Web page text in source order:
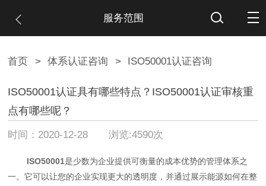
服务范围
首页 > 体系认证咨询 > ISO50001认证咨询
ISO50001认证具有哪些特点？ISO50001认证审核重
点有哪些呢？
时间：2020-12-28 浏览:4590次
ISO50001是少数为企业提供可衡量的成本优势的管理体系之
一。它可以让您的企业实现更大的透明度，并通过展示能源如何在整